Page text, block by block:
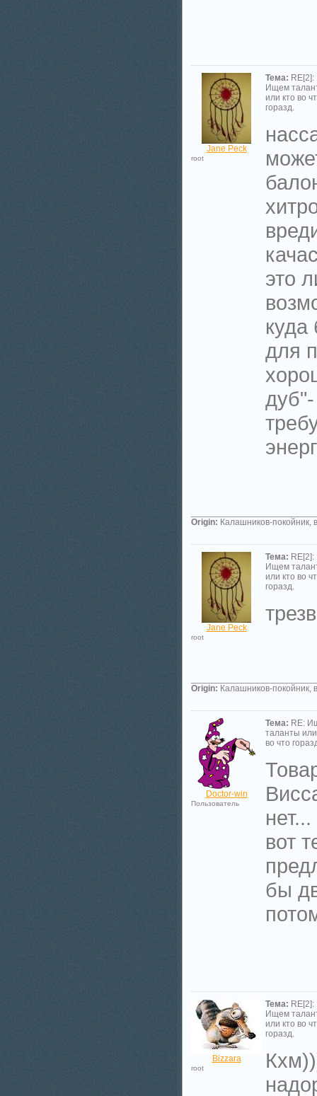
Jane Peck
root
Тема: RE[2]:
Ищем
или кто во
горазд.
это
куда
для
дуб"-
Origin: Калашников-покойник,
Jane Peck
root
Тема: RE[2]:
Ищем
или кто во
горазд.
Origin: Калашников-покойник,
Doctor-win
Пользователь
Тема: RE:
таланты или
во что
вот
бы
Bizzara
root
Тема: RE[2]:
Ищем
или кто во
горазд.